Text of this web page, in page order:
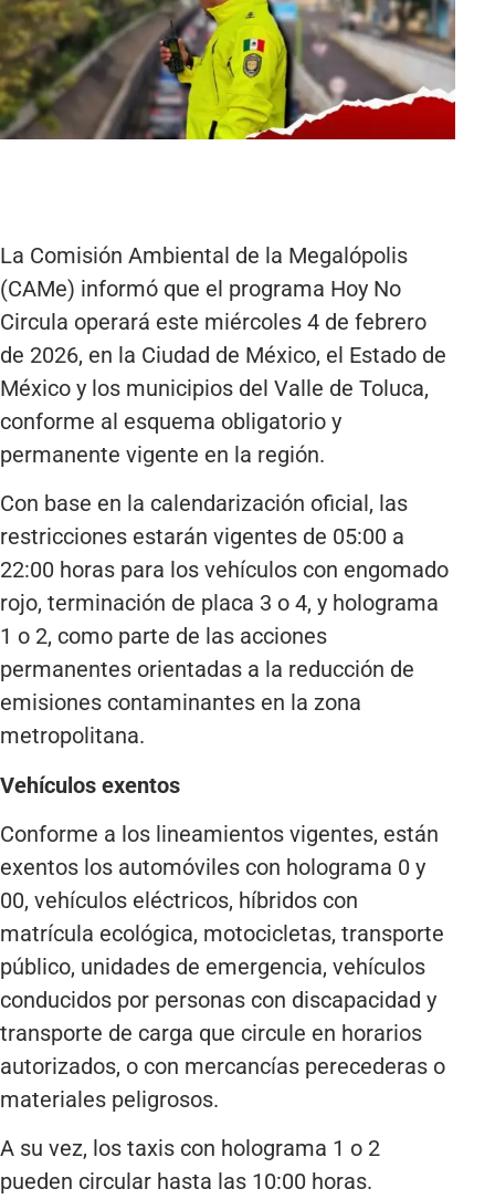
La Comisión Ambiental de la Megalópolis
(CAMe) informó que el programa Hoy No
Circula operará este miércoles 4 de febrero
de 2026, en la Ciudad de México, el Estado de
México y los municipios del Valle de Toluca,
conforme al esquema obligatorio y
permanente vigente en la región.
Con base en la calendarización oficial, las
restricciones estarán vigentes de 05:00 a
22:00 horas para los vehículos con engomado
rojo, terminación de placa 3 o 4, y holograma
1 o 2, como parte de las acciones
permanentes orientadas a la reducción de
emisiones contaminantes en la zona
metropolitana.
Vehículos exentos
Conforme a los lineamientos vigentes, están
exentos los automóviles con holograma 0 y
00, vehículos eléctricos, híbridos con
matrícula ecológica, motocicletas, transporte
público, unidades de emergencia, vehículos
conducidos por personas con discapacidad y
transporte de carga que circule en horarios
autorizados, o con mercancías perecederas o
materiales peligrosos.
A su vez, los taxis con holograma 1 o 2
pueden circular hasta las 10:00 horas.